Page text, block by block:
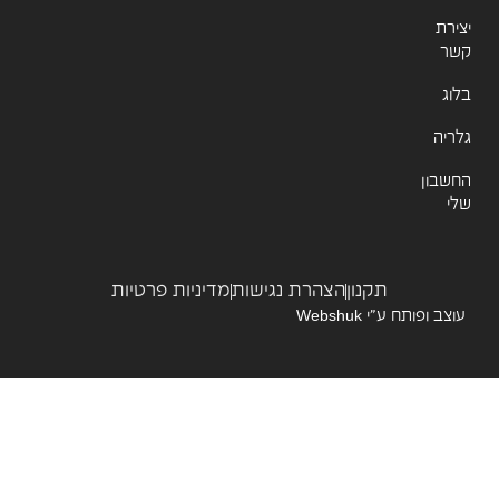
הצהרת נגישותמדיניות פרטיות
ופותח ע”יWebshuk